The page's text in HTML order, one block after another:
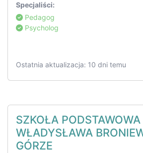
Specjaliści:
Pedagog
Psycholog
Ostatnia aktualizacja: 10 dni temu
SZKOŁA
WŁADYSŁAWA
GÓRZE